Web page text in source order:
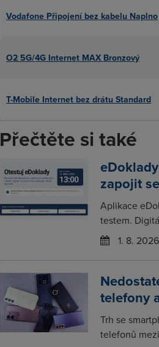
Vodafone Připojení bez kabelu Naplno
O2 5G/4G Internet MAX Bronzový
T-Mobile Internet bez drátu Standard
Přečtěte si také
zapojit
Aplikace
testem.
1. 8. 2026
telefony
Trh se
telefonů